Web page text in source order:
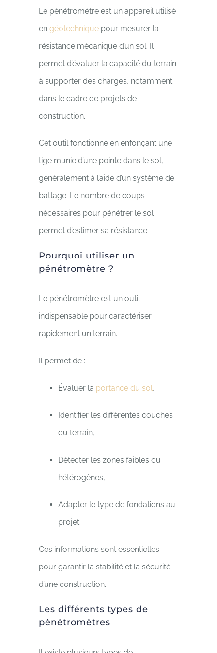
Le pénétromètre est un appareil utilisé
en géotechniquepour mesurer la
résistance mécanique d’un sol. Il
permet d’évaluer la capacité du terrain
à supporter des charges, notamment
dans le cadre de projets de
construction.
Cet outil fonctionne en enfonçant une
tige munie d’une pointe dans le sol,
généralement à l’aide d’un système de
battage. Le nombre de coups
nécessaires pour pénétrer le sol
permet d’estimer sa résistance.
Pourquoi utiliser un
pénétromètre ?
Le pénétromètre est un outil
indispensable pour caractériser
rapidement un terrain.
Il permet de :
Évaluer la portance du sol,
Identifier les différentes couches
du terrain,
Détecter les zones faibles ou
hétérogènes,
Adapter le type de fondations au
projet.
Ces informations sont essentielles
pour garantir la stabilité et la sécurité
d’une construction.
Les différents types de
pénétromètres